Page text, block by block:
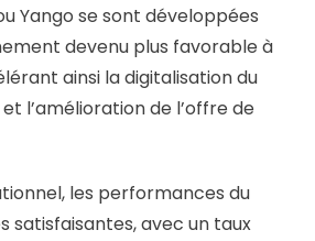
Yango se sont développées
devenu plus favorable à
ainsi la digitalisation du
l’amélioration de l’offre de
les performances du
satisfaisantes, avec un taux